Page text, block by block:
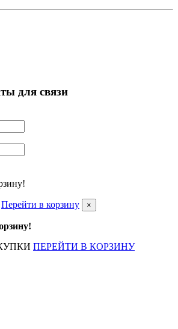
для связи
Перейти в корзину ×
ПЕРЕЙТИ В КОРЗИНУ